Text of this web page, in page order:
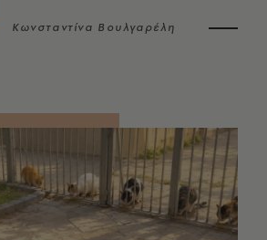
Κωνσταντίνα Βουλγαρέλη